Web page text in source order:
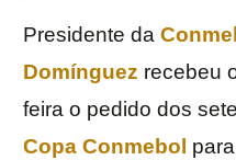
Presidente da
Domínguez recebeu
feira o pedido dos
Copa Conmebol